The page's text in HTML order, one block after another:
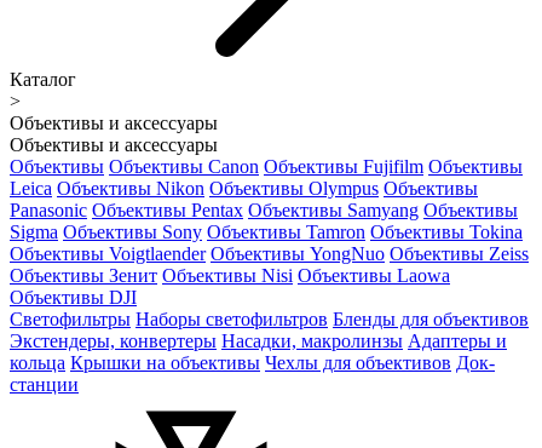
Каталог
>
Объективы и аксессуары
Объективы и аксессуары
Объективы Объективы Canon Объективы Fujifilm Объективы
Leica Объективы Nikon Объективы Olympus Объективы
Panasonic Объективы Pentax Объективы Samyang Объективы
Sigma Объективы Sony Объективы Tamron Объективы Tokina
Объективы Voigtlaender Объективы YongNuo Объективы Zeiss
Объективы Зенит Объективы Nisi Объективы Laowa
Объективы DJI
Светофильтры Наборы светофильтров Бленды для объективов
Экстендеры, конвертеры Насадки, макролинзы Адаптеры и
кольца Крышки на объективы Чехлы для объективов Док-
станции